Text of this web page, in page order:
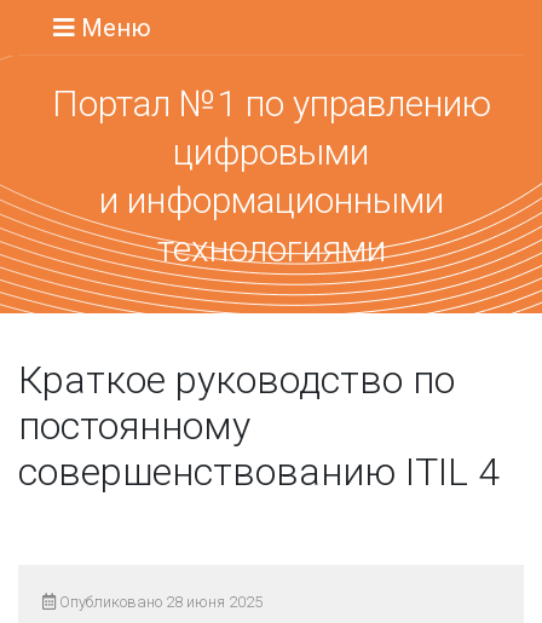
Меню
Портал №1 по управлению
цифровыми
и информационными
технологиями
Краткое руководство по
постоянному
совершенствованию ITIL 4
Опубликовано 28 июня 2025